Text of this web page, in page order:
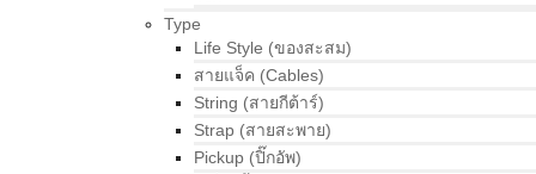
Type
Life Style (ของสะสม)
สายแจ็ค (Cables)
String (สายกีต้าร์)
Strap (สายสะพาย)
Pickup (ปิ๊กอัพ)